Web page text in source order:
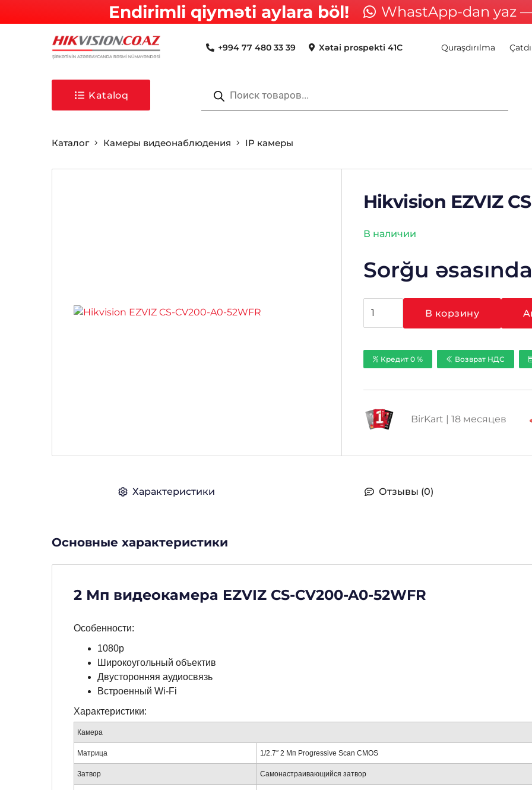
Endirimli qiyməti aylara böl! WhastApp-dan yaz
+994 77 480 33 39 Xətai prospekti 41C Quraşdırılma
Kataloq
товаров
Каталог Камеры видеонаблюдения IP камеры
Hikvision EZVIZ
В наличии
Sorğu əsasında
товара
EZVIZ
CS-
A0-
В корзину
Кредит 0 % Возврат НДС
BirKart | 18 месяцев
Характеристики Отзывы (0)
Основные характеристики
2 Мп видеокамера EZVIZ CS-CV200-A0-52WFR
Особенности:
1080p
Широкоугольный объектив
Двусторонняя аудиосвязь
Встроенный Wi-Fi
Характеристики:
Камера
Матрица 1/2.7″ 2 Мп Progressive Scan CMOS
Затвор Самонастраивающийся затвор